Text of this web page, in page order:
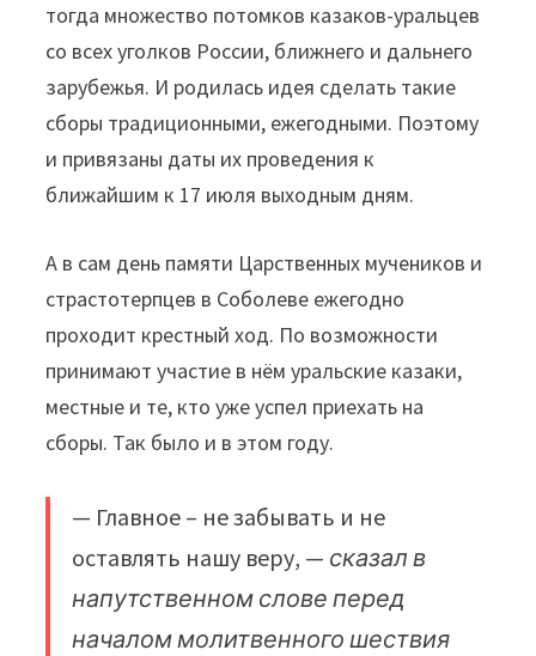
тогда множество потомков казаков-уральцев
со всех уголков России, ближнего и дальнего
зарубежья. И родилась идея сделать такие
сборы традиционными, ежегодными. Поэтому
и привязаны даты их проведения к
ближайшим к 17 июля выходным дням.
А в сам день памяти Царственных мучеников и
страстотерпцев в Соболеве ежегодно
проходит крестный ход. По возможности
принимают участие в нём уральские казаки,
местные и те, кто уже успел приехать на
сборы. Так было и в этом году.
— Главное – не забывать и не
оставлять нашу веру, — сказал в
напутственном слове перед
началом молитвенного шествия